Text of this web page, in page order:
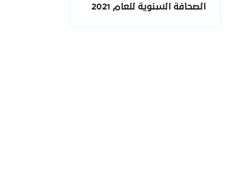
الصحافة السنوية للعام 2021